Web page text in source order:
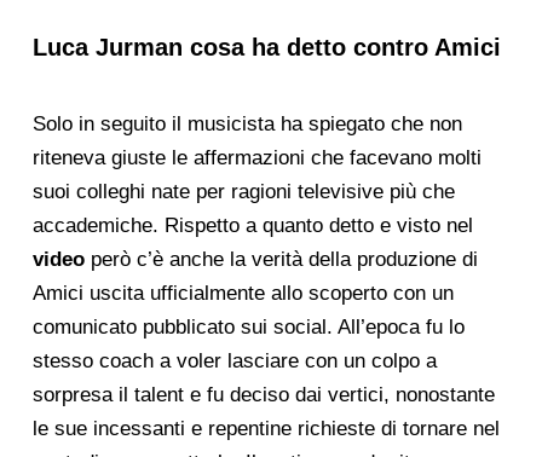
Luca Jurman cosa ha detto contro Amici
Solo in seguito il musicista ha spiegato che non
riteneva giuste le affermazioni che facevano molti
suoi colleghi nate per ragioni televisive più che
accademiche. Rispetto a quanto detto e visto nel
videoperò c’è anche la verità della produzione di
Amici uscita ufficialmente allo scoperto con un
comunicato pubblicato sui social. All’epoca fu lo
stesso coach a voler lasciare con un colpo a
sorpresa il talent e fu deciso dai vertici, nonostante
le sue incessanti e repentine richieste di tornare nel